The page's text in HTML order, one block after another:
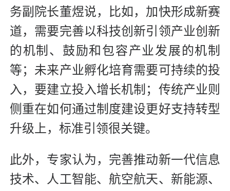
务副院长董煜说，比如，加快形成新赛
道，需要完善以科技创新引领产业创新
的机制、鼓励和包容产业发展的机制
等；未来产业孵化培育需要可持续的投
入，要建立投入增长机制；传统产业则
侧重在如何通过制度建设更好支持转型
升级上，标准引领很关键。
此外，专家认为，完善推动新一代信息
技术、人工智能、航空航天、新能源、